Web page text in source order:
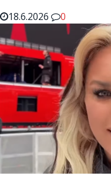
18.6.2026
0